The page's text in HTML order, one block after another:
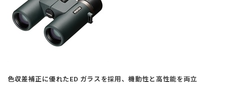
色収差補正に優れたED ガラスを採用、機動性と高性能を両立